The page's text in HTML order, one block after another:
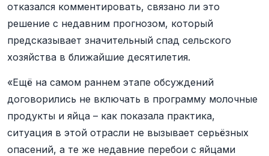
отказался комментировать, связано ли это
решение с недавним прогнозом, который
предсказывает значительный спад сельского
хозяйства в ближайшие десятилетия.
«Ещё на самом раннем этапе обсуждений
договорились не включать в программу молочные
продукты и яйца – как показала практика,
ситуация в этой отрасли не вызывает серьёзных
опасений, а те же недавние перебои с яйцами